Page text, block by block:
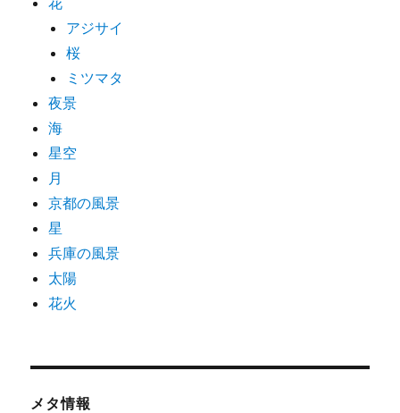
アジサイ
桜
ミツマタ
夜景
海
星空
月
京都の風景
星
兵庫の風景
太陽
花火
メタ情報